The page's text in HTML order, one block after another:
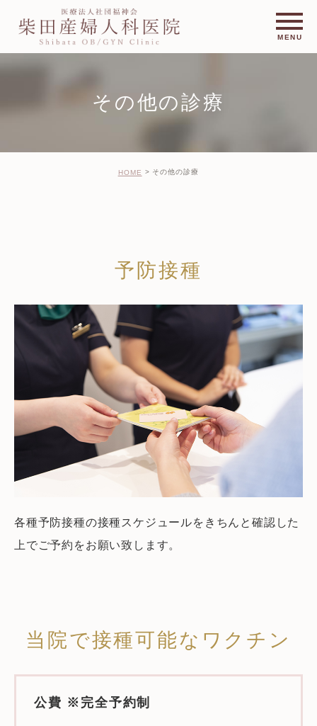
その他の診療
HOME その他の診療
予防接種
各種予防接種の接種スケジュールをきちんと確認した
上でご予約をお願い致します。
当院で接種可能なワクチン
公費 ※完全予約制